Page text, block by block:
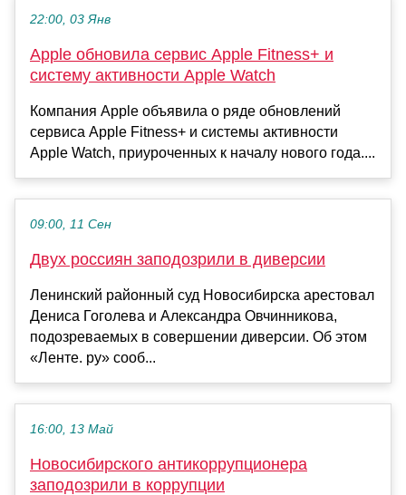
22:00, 03 Янв
Apple обновила сервис Apple Fitness+ и
систему активности Apple Watch
Компания Apple объявила о ряде обновлений
сервиса Apple Fitness+ и системы активности
Apple Watch, приуроченных к началу нового года....
09:00, 11 Сен
Двух россиян заподозрили в диверсии
Ленинский районный суд Новосибирска арестовал
Дениса Гоголева и Александра Овчинникова,
подозреваемых в совершении диверсии. Об этом
«Ленте. ру» сооб...
16:00, 13 Май
Новосибирского антикоррупционера
заподозрили в коррупции